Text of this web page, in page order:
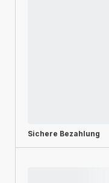
Sichere Bezahlung